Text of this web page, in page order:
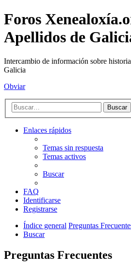
Foros
Apellidos de
Intercambio de información sobre
Galicia
Obviar
Buscar
Enlaces rápidos
Temas sin respuesta
Temas activos
Buscar
FAQ
Identificarse
Registrarse
Índice general Preguntas
Buscar
Preguntas Frecuentes